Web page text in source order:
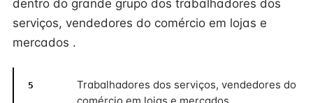
dentro do grande grupo dos trabalhadores dos
serviços, vendedores do comércio em lojas e
mercados .
5
Trabalhadores dos serviços, vendedores do